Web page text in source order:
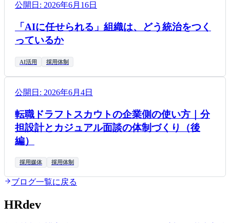
公開日: 2026年6月16日
「AIに任せられる」組織は、どう統治をつく
っているか
AI活用 採用体制
公開日: 2026年6月4日
転職ドラフトスカウトの企業側の使い方｜分
担設計とカジュアル面談の体制づくり（後
編）
採用媒体 採用体制
ブログ一覧に戻る
HRdev